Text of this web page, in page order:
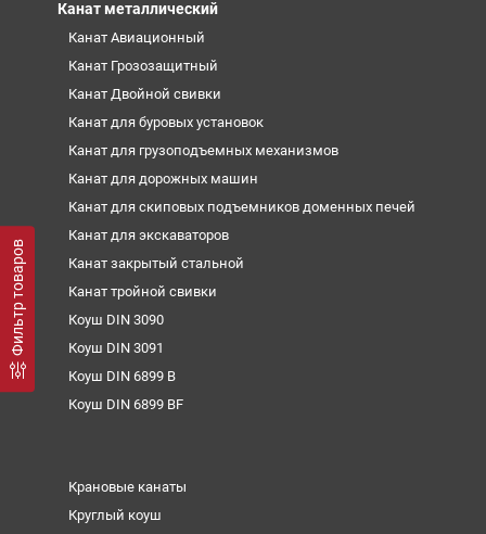
Фильтр товаров
Канат металлический
Канат Авиационный
Канат Грозозащитный
Канат Двойной свивки
Канат для буровых установок
Канат для грузоподъемных механизмов
Канат для дорожных машин
Канат для скиповых подъемников доменных печей
Канат для экскаваторов
Канат закрытый стальной
Канат тройной свивки
Коуш DIN 3090
Коуш DIN 3091
Коуш DIN 6899 B
Коуш DIN 6899 BF
Крановые канаты
Круглый коуш